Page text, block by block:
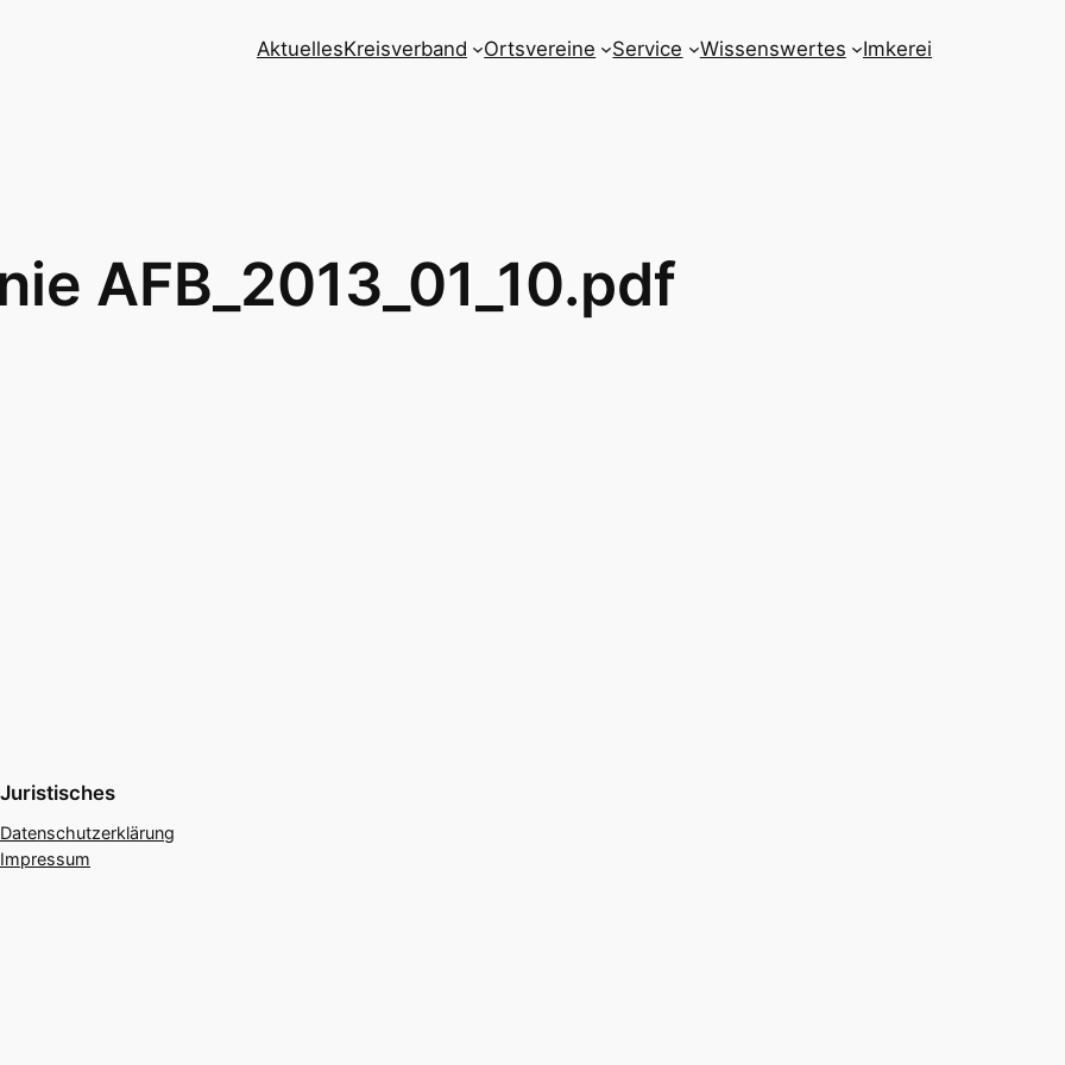
AktuellesKreisverband Ortsvereine Service Wissenswertes Imkerei
AFB_2013_01_10.pdf
Juristisches
Datenschutzerklärung
Impressum